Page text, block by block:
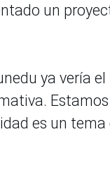
un
ya vería
es un tema